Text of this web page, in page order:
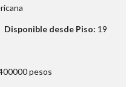
Disponible desde Piso: 19
pesos